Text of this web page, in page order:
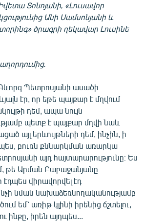
կայքերը
Տոնոյանի, «Լուսավոր
Անի Սամսոնյանի և
ծրագրի ղեկավար Լուսինե
Գևորգ Պետրոսյանի ասածի
էր, որ եթե պայքար է մղվում
դեմ, ապա նույն
պետք է պայքար մղվի նաև
այլ երևույթների դեմ, ինչին, ի
բուռն քննարկման առարկա
այդ հայտարարությունը։ Ես
թե Արման Բաբաջանյանը
վիրավորվել էդ
նման նախաձեռնողականությամբ
եմ՝ առիթ կլինի իրենից ճշտելու,
ինքը, իրեն այդպես...